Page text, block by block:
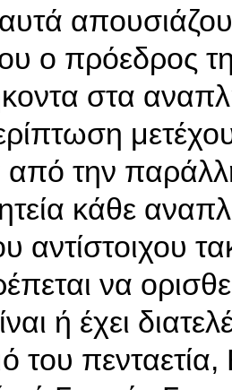
ο πρόεδρος
στα
από την
κάθε
αντίστοιχου
να
ή έχει
του